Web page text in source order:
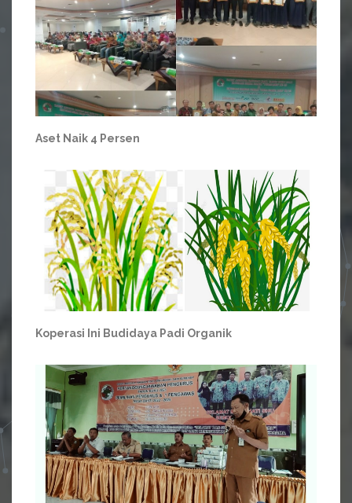
Aset Naik 4 Persen
Koperasi Ini Budidaya Padi Organik